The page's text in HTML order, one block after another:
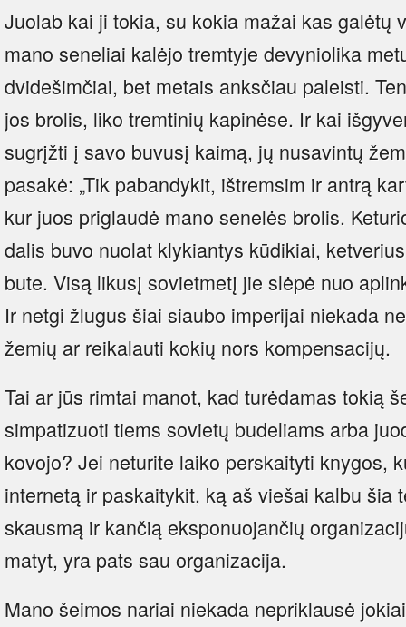
Juolab kai ji tokia, su kokia mažai kas galėtų
mano seneliai kalėjo tremtyje devyniolika
dvidešimčiai, bet metais anksčiau paleisti.
jos brolis, liko tremtinių kapinėse. Ir kai
sugrįžti į savo buvusį kaimą, jų nusavintų
pasakė: „Tik pabandykit, ištremsim ir antrą
kur juos priglaudė mano senelės brolis.
dalis buvo nuolat klykiantys kūdikiai,
bute. Visą likusį sovietmetį jie slėpė nuo
Ir netgi žlugus šiai siaubo imperijai niekada
žemių ar reikalauti kokių nors kompensacijų.
Tai ar jūs rimtai manot, kad turėdamas tokią
simpatizuoti tiems sovietų budeliams arba
kovojo? Jei neturite laiko perskaityti knygos,
internetą ir paskaitykit, ką aš viešai kalbu šia
skausmą ir kančią eksponuojančių
matyt, yra pats sau organizacija.
Mano šeimos nariai niekada nepriklausė